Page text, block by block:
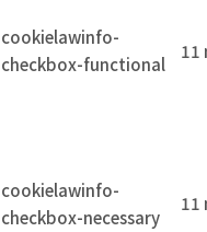
cookielawinfo-
checkbox-functional
11
cookielawinfo-
checkbox-necessary
11